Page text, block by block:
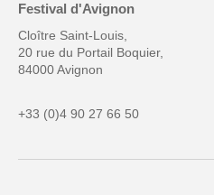
Festival d'Avignon
Cloître Saint-Louis,
20 rue du Portail Boquier,
84000 Avignon
+33 (0)4 90 27 66 50